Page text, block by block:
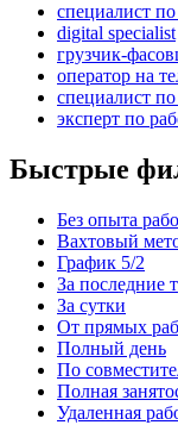
специалист
digital specialist
грузчик-
опeрaтoр нa
специалист
эксперт по
Быстрые
Без опыта
Вахтовый
График 5/2
За последние
За сутки
От прямых
Полный день
По
Полная
Удаленная